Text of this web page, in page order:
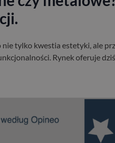
tylko kwestia estetyki, ale
Rynek oferuje dziś